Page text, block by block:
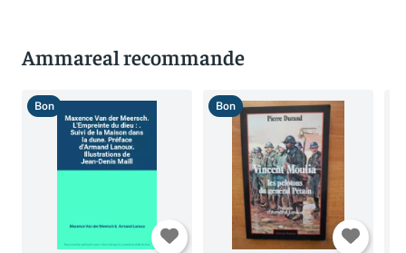
Ammareal recommande
Bon Bon